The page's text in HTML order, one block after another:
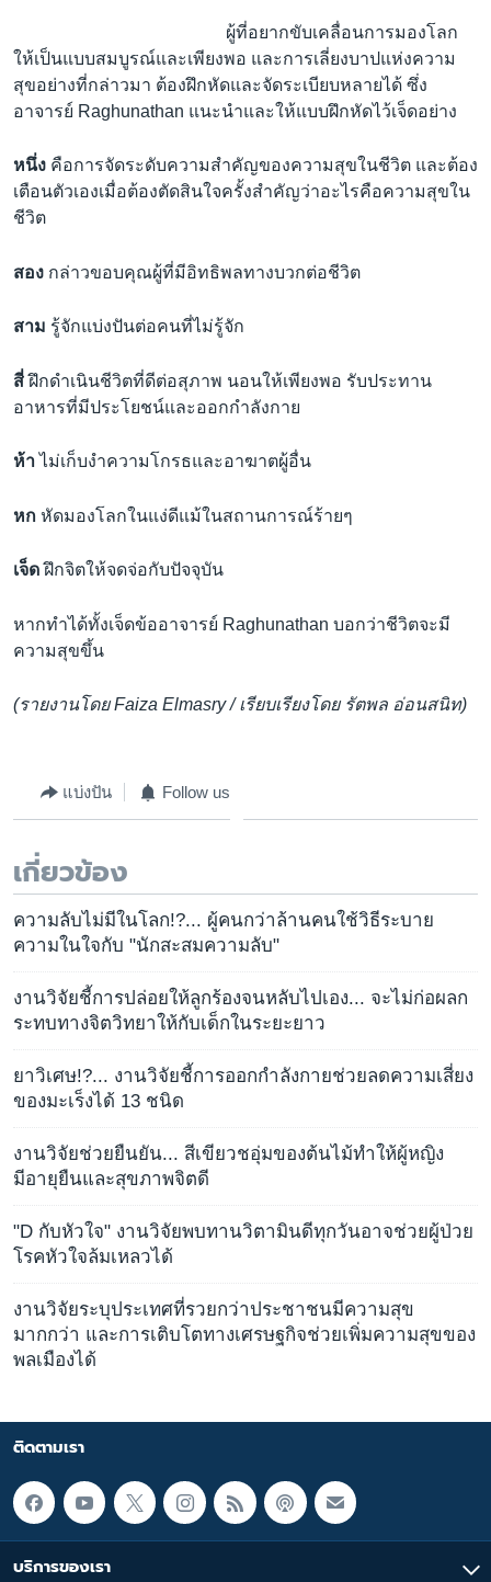
ผู้ที่อยากขับเคลื่อนการมองโลก
ให้เป็นแบบสมบูรณ์และเพียงพอ และการเลี่ยงบาปแห่งความ
สุขอย่างที่กล่าวมา ต้องฝึกหัดและจัดระเบียบหลายได้ ซึ่ง
อาจารย์ Raghunathan แนะนำและให้แบบฝึกหัดไว้เจ็ดอย่าง
หนึ่ง คือการจัดระดับความสำคัญของความสุขในชีวิต และต้อง
เตือนตัวเองเมื่อต้องตัดสินใจครั้งสำคัญว่าอะไรคือความสุขใน
ชีวิต
สอง กล่าวขอบคุณผู้ที่มีอิทธิพลทางบวกต่อชีวิต
สาม รู้จักแบ่งปันต่อคนที่ไม่รู้จัก
สี่ฝึกดำเนินชีวิตที่ดีต่อสุภาพ นอนให้เพียงพอ รับประทาน
อาหารที่มีประโยชน์และออกกำลังกาย
ห้าไม่เก็บงำความโกรธและอาฆาตผู้อื่น
หก หัดมองโลกในแง่ดีแม้ในสถานการณ์ร้ายๆ
เจ็ดฝึกจิตให้จดจ่อกับปัจจุบัน
หากทำได้ทั้งเจ็ดข้ออาจารย์ Raghunathan บอกว่าชีวิตจะมี
ความสุขขึ้น
(รายงานโดย Faiza Elmasry / เรียบเรียงโดย รัตพล อ่อนสนิท)
แบ่งปัน Follow us
เกี่ยวข้อง
ความลับไม่มีในโลก!?... ผู้คนกว่าล้านคนใช้วิธีระบาย
ความในใจกับ "นักสะสมความลับ"
งานวิจัยชี้การปล่อยให้ลูกร้องจนหลับไปเอง... จะไม่ก่อผลก
ระทบทางจิตวิทยาให้กับเด็กในระยะยาว
ยาวิเศษ!?... งานวิจัยชี้การออกกำลังกายช่วยลดความเสี่ยง
ของมะเร็งได้ 13 ชนิด
งานวิจัยช่วยยืนยัน... สีเขียวชอุ่มของต้นไม้ทำให้ผู้หญิง
มีอายุยืนและสุขภาพจิตดี
"D กับหัวใจ" งานวิจัยพบทานวิตามินดีทุกวันอาจช่วยผู้ป่วย
โรคหัวใจล้มเหลวได้
งานวิจัยระบุประเทศที่รวยกว่าประชาชนมีความสุข
มากกว่า และการเติบโตทางเศรษฐกิจช่วยเพิ่มความสุขของ
พลเมืองได้
ติดตามเรา
บริการของเรา